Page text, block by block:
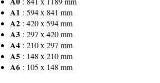
A1 : 594 x 841 mm
A2 : 420 x 594 mm
A3 : 297 x 420 mm
A4 : 210 x 297 mm
A5 : 148 x 210 mm
A6 : 105 x 148 mm